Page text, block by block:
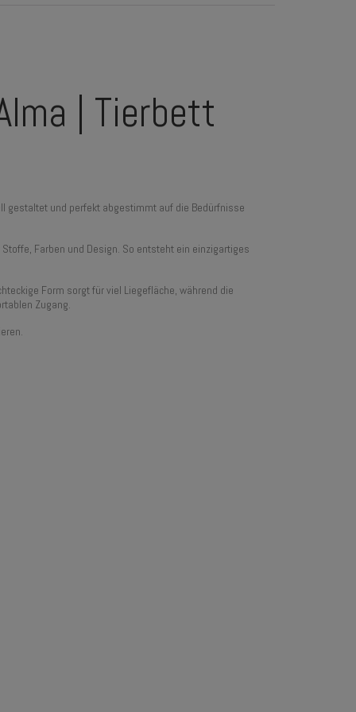
| Tierbett
gestaltet und perfekt abgestimmt auf die Bedürfnisse
Farben und Design. So entsteht ein einzigartiges
Form sorgt für viel Liegefläche, während die
Zugang.